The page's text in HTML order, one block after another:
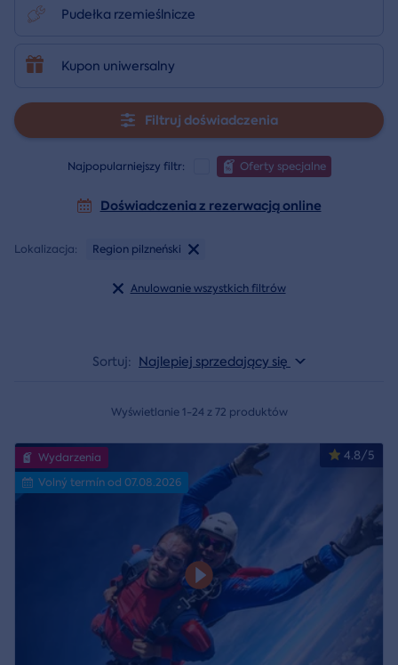
Pudełka rzemieślnicze
Kupon uniwersalny
Filtruj doświadczenia
Najpopularniejszy filtr: Oferty specjalne
Doświadczenia z rezerwacją online
Lokalizacja: Region pilzneński
Anulowanie wszystkich filtrów
Sortuj: Najlepiej sprzedający się
Wyświetlanie 1-24 z 72 produktów
4.8/5
Wydarzenia
Volný termín od 07.08.2026